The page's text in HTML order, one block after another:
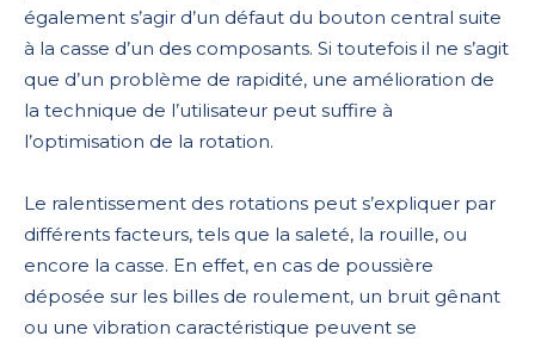
également s’agir d’un défaut du bouton central suite
à la casse d’un des composants. Si toutefois il ne s’agit
que d’un problème de rapidité, une amélioration de
la technique de l’utilisateur peut suffire à
l’optimisation de la rotation.
Le ralentissement des rotations peut s’expliquer par
différents facteurs, tels que la saleté, la rouille, ou
encore la casse. En effet, en cas de poussière
déposée sur les billes de roulement, un bruit gênant
ou une vibration caractéristique peuvent se